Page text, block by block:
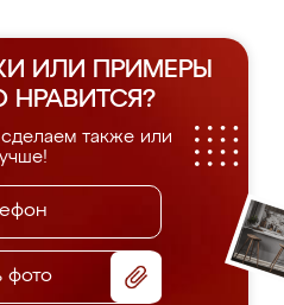
ИЛИ ПРИМЕРЫ
НРАВИТСЯ?
также или
фото